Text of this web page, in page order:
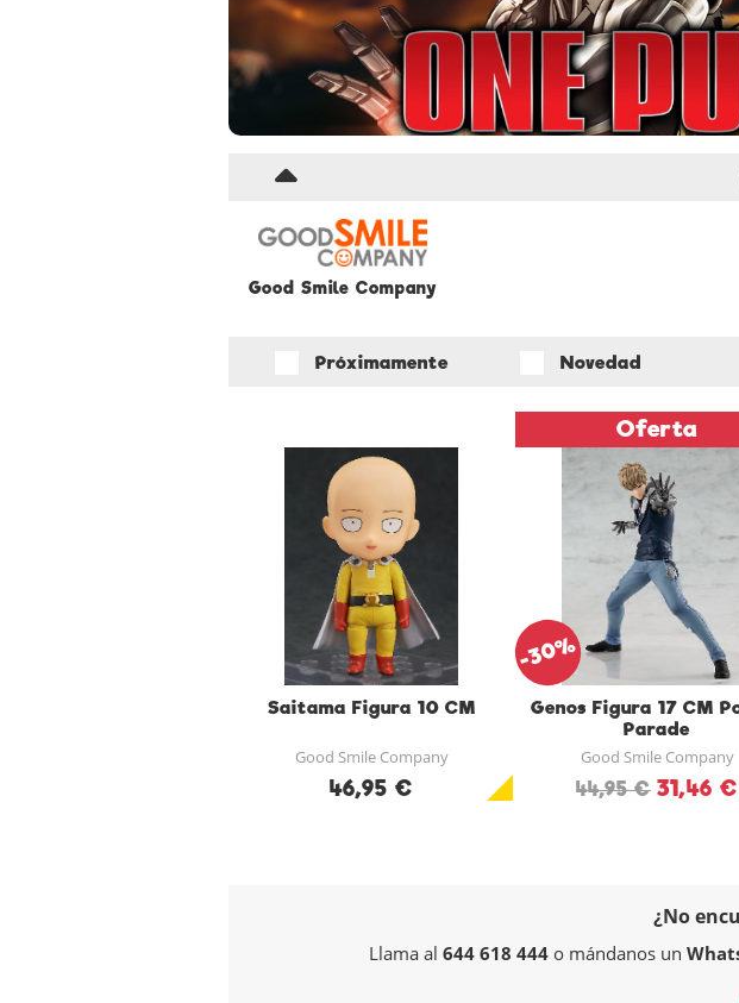
Good Smile Company
Próximamente Novedad
Saitama Figura 10 CM
Good Smile Company
46,95 €
Genos Figura 17 CM
Parade
Good Smile Company
44,95 € 31,46 €
Oferta
-30%
¿No
Llama al 644 618 444 o mándanos un